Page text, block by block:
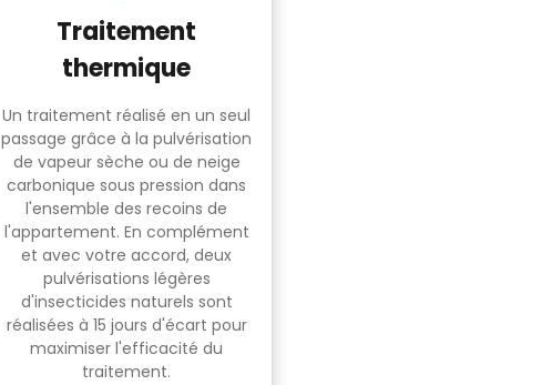
Traitement
thermique
Un traitement réalisé en un seul
passage grâce à la pulvérisation
de vapeur sèche ou de neige
carbonique sous pression dans
l'ensemble des recoins de
l'appartement. En complément
et avec votre accord, deux
pulvérisations légères
d'insecticides naturels sont
réalisées à 15 jours d'écart pour
maximiser l'efficacité du
traitement.